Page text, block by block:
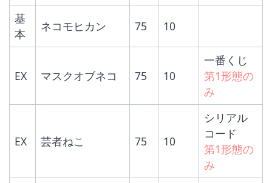
基
本
ネコモヒカン 75 10
EX マスクオブネコ 75 10
一番くじ
第1形態の
み
EX 芸者ねこ 75 10
シリアル
コード
第1形態の
み